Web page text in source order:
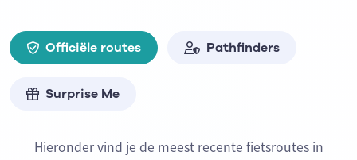
Officiële routes Pathfinders
Surprise Me
Hieronder vind je de meest recente fietsroutes in